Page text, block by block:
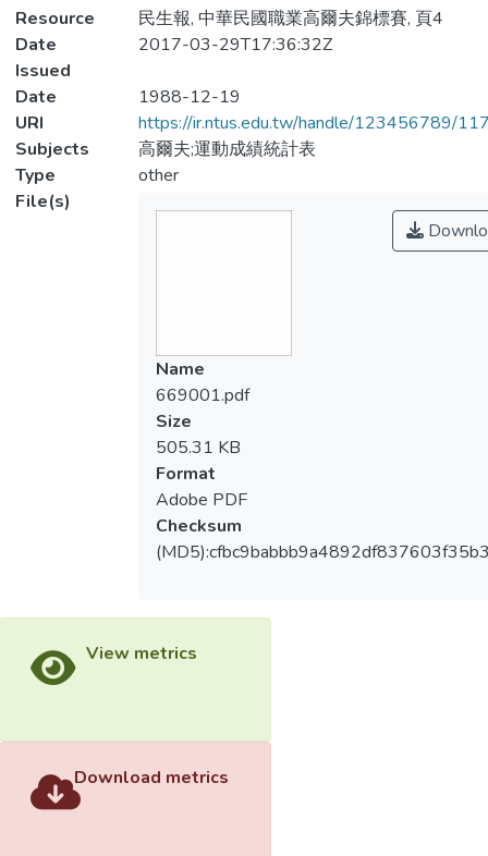
Resource
民生報, 中華民國職業高爾夫錦標賽, 頁4
Date
Issued
2017-03-29T17:36:32Z
Date
1988-12-19
URI
https://ir.ntus.edu.tw/handle/123456789/
Subjects
高爾夫;運動成績統計表
Type
other
File(s)
Name
669001.pdf
Size
505.31 KB
Format
Adobe PDF
Checksum
View metrics
Download metrics